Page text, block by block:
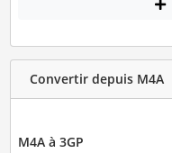
Convertir depuis M4A
M4A à 3GP